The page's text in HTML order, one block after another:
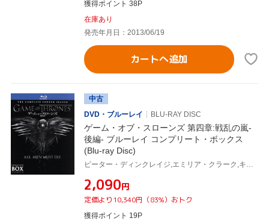
獲得ポイント 38P
在庫あり
発売年月日：2013/06/19
カートへ追加
中古
DVD・ブルーレイ
BLU-RAY DISC
ゲーム・オブ・スローンズ 第四章:戦乱の嵐-
後編- ブルーレイ コンプリート・ボックス
(Blu-ray Disc)
¥2,090円
定価より10,340円（83%）おトク
獲得ポイント 19P